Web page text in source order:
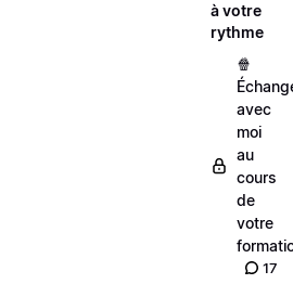
à votre
rythme
🍿
avec
moi
au
cours
de
votre
17